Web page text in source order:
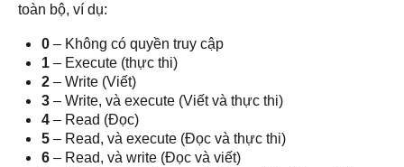
toàn bộ, ví dụ:
0 – Không có quyền truy cập
1 – Execute (thực thi)
2 – Write (Viết)
3 – Write, và execute (Viết và thực thi)
4 – Read (Đọc)
5 – Read, và execute (Đọc và thực thi)
6 – Read, và write (Đọc và viết)